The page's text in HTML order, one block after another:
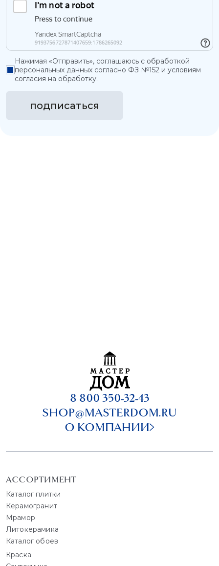
Нажимая «Отправить», соглашаюсь с обработкой
персональных данных согласно ФЗ №152 и условиям
согласия на обработку.
подписаться
8 800 350-32-43
SHOP@MASTERDOM.RU
О КОМПАНИИ
АССОРТИМЕНТ
Каталог плитки
Керамогранит
Мрамор
Литокерамика
Каталог обоев
Краска